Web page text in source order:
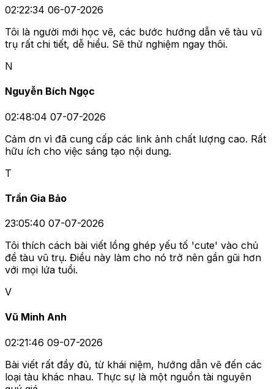
02:22:34 06-07-2026
Tôi là người mới học vẽ, các bước hướng dẫn vẽ tàu vũ
trụ rất chi tiết, dễ hiểu. Sẽ thử nghiệm ngay thôi.
N
Nguyễn Bích Ngọc
02:48:04 07-07-2026
Cảm ơn vì đã cung cấp các link ảnh chất lượng cao. Rất
hữu ích cho việc sáng tạo nội dung.
T
Trần Gia Bảo
23:05:40 07-07-2026
Tôi thích cách bài viết lồng ghép yếu tố 'cute' vào chủ
đề tàu vũ trụ. Điều này làm cho nó trở nên gần gũi hơn
với mọi lứa tuổi.
V
Vũ Minh Anh
02:21:46 09-07-2026
Bài viết rất đầy đủ, từ khái niệm, hướng dẫn vẽ đến các
loại tàu khác nhau. Thực sự là một nguồn tài nguyên